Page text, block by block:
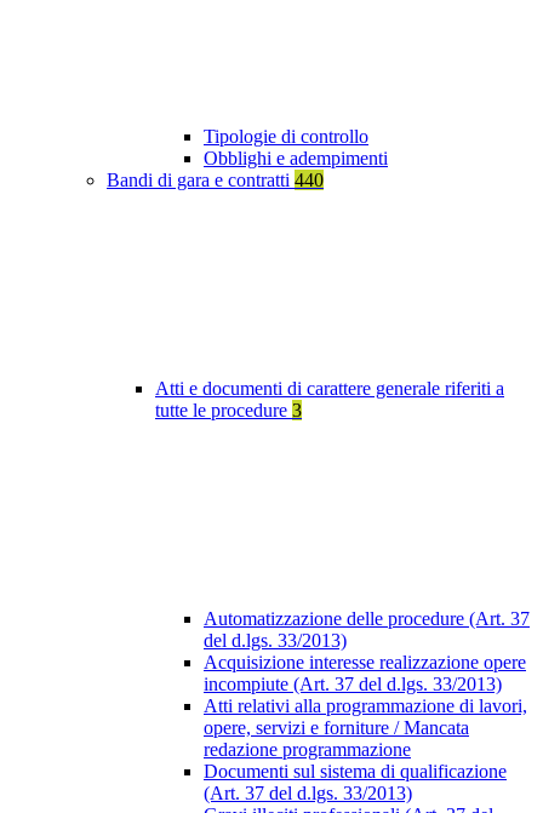
Tipologie di controllo
Obblighi e adempimenti
Bandi di gara e contratti 440
Atti e documenti di carattere generale riferiti a
tutte le procedure 3
Automatizzazione delle procedure (Art. 37
del d.lgs. 33/2013)
Acquisizione interesse realizzazione opere
incompiute (Art. 37 del d.lgs. 33/2013)
Atti relativi alla programmazione di lavori,
opere, servizi e forniture / Mancata
redazione programmazione
Documenti sul sistema di qualificazione
(Art. 37 del d.lgs. 33/2013)